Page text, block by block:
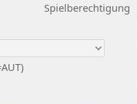
Spielberechtigung